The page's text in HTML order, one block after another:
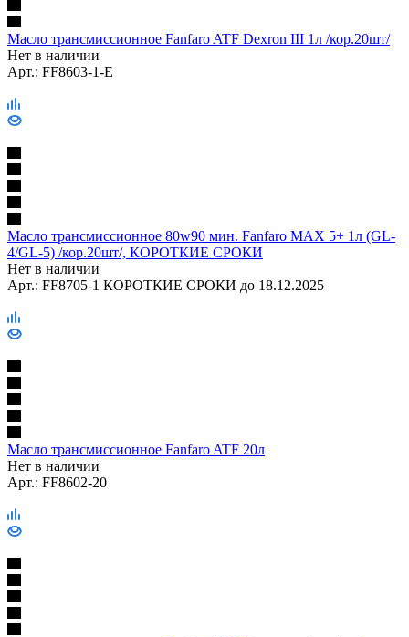
Масло трансмиссионное Fanfaro ATF Dexron III 1л /кор.20шт/
Нет в наличии
Арт.: FF8603-1-E
Масло трансмиссионное 80w90 мин. Fanfaro MAX 5+ 1л (GL-
4/GL-5) /кор.20шт/, КОРОТКИЕ СРОКИ
Нет в наличии
Арт.: FF8705-1 КОРОТКИЕ СРОКИ до 18.12.2025
Масло трансмиссионное Fanfaro ATF 20л
Нет в наличии
Арт.: FF8602-20